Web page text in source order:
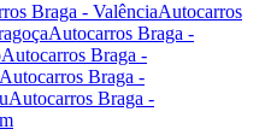
Braga - ValênciaAutocarros
Autocarros Braga -
Autocarros Braga -
Autocarros Braga -
Autocarros Braga -